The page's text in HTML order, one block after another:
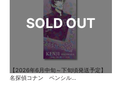
【2026年6月中旬～下旬頃発送予定】
名探偵コナン ペンシル...